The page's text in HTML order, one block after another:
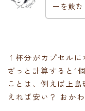
ーを飲
１杯分がカプセル
ざっと計算すると1
ことは、例えば上
えれば安い？ おか